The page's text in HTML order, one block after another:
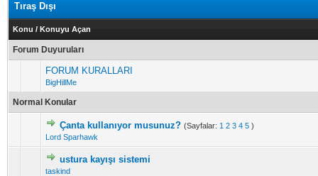
Tıraş Dışı
Konu / Konuyu Açan
Forum Duyuruları
FORUM KURALLARI
BigHillMe
Normal Konular
Çanta kullanıyor musunuz? (Sayfalar: 1 2 3 4 5 )
Lord Sparhawk
ustura kayışı sistemi
taskind